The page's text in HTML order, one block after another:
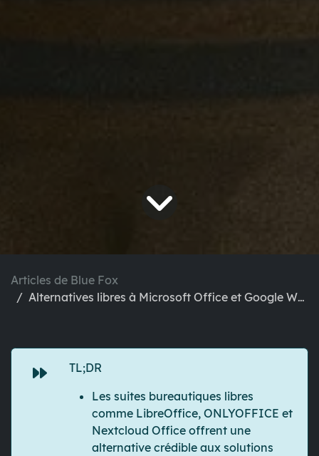
Articles de Blue Fox
Alternatives libres à Microsoft Office et Google Workspace: guide pratique
TL;DR
Les suites bureautiques libres
comme LibreOffice, ONLYOFFICE et
Nextcloud Office offrent une
alternative crédible aux solutions